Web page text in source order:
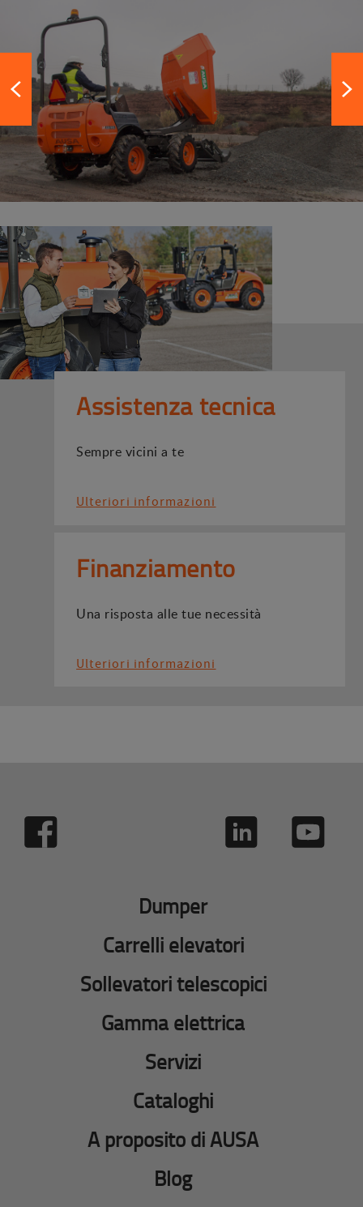
Assistenza tecnica
Sempre vicini a te
Ulteriori informazioni
Finanziamento
Una risposta alle tue necessità
Ulteriori informazioni
Dumper
Carrelli elevatori
Sollevatori telescopici
Gamma elettrica
Servizi
Cataloghi
A proposito di AUSA
Blog